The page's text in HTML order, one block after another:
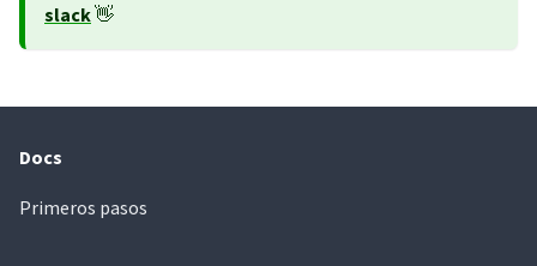
slack👋
Docs
Primeros pasos